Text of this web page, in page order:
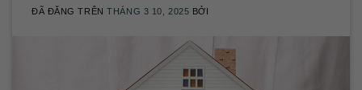
ĐÃ ĐĂNG TRÊNTHÁNG 3 10, 2025 BỞI